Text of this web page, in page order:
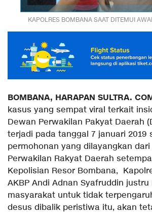
KAPOLRES BOMBANA SAAT DITEMUI
BOMBANA, HARAPAN SULTRA.
kasus yang sempat viral terkait
Dewan Perwakilan Pakyat Daerah
terjadi pada tanggal 7 januari 2019
permohonan yang dilayangkan
Perwakilan Rakyat Daerah
Kepolisian Resor Bombana,
AKBP Andi Adnan Syafruddin
masyarakat untuk tidak
desus dibalik peristiwa itu, akan